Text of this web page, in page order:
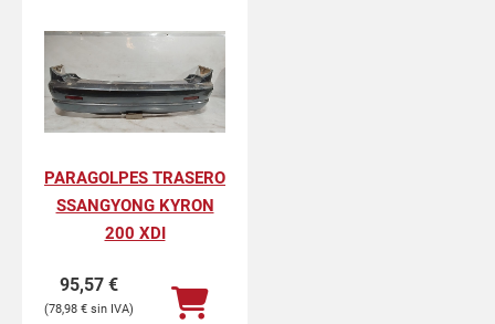
PARAGOLPES TRASERO
SSANGYONG KYRON
200 XDI
95,57 €
78,98 €